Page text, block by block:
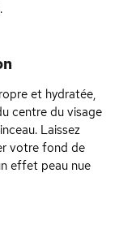
et hydratée,
centre du visage
Laissez
votre fond de
effet peau nue